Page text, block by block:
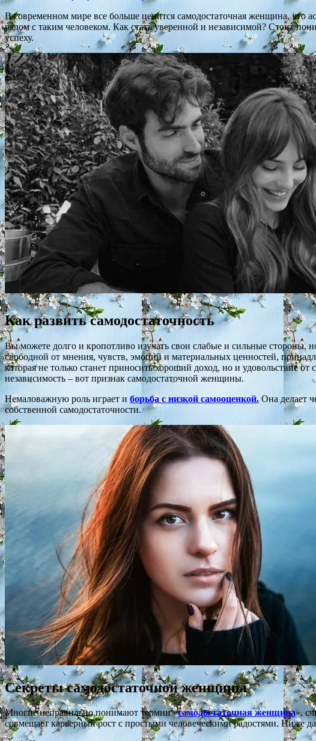
В современном мире все больше ценится самодостаточная женщина, что
рядом с таким человеком. Как стать уверенной и независимой? Стоит
успеху.
Как развить самодостаточность
Вы можете долго и кропотливо изучать свои слабые и сильные стороны,
свободной от мнения, чувств, эмоций и материальных ценностей,
которая не только станет приносить хороший доход, но и удовольствие
независимость – вот признак самодостаточной женщины.
Немаловажную роль играет и борьба с низкой самооценкой. Она делает
собственной самодостаточности.
Секреты самодостаточной женщины
Многие неправильно понимают термин «самодостаточная женщина»,
совмещает карьерный рост с простыми человеческими радостями. Ниже